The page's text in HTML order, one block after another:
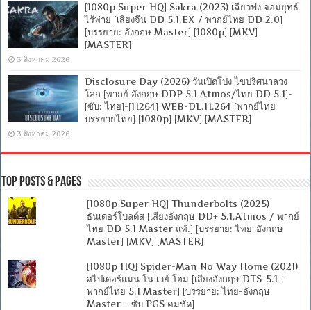
[1080p Super HQ] Sakra (2023) เฉียวฟง จอมยุทธ์
ไร้พ่าย [เสียงจีน DD 5.1.EX / พากย์ไทย DD 2.0]
[บรรยาย: อังกฤษ Master] [1080p] [MKV]
[MASTER]
3 สิงหาคม 2026
Disclosure Day (2026) วันเปิดโปง ไขปริศนาลวง
โลก [พากย์ อังกฤษ DDP 5.1 Atmos/ไทย DD 5.1]-
[ซับ: ไทย]-[H264] WEB-DL.H.264 [พากย์ไทย
บรรยายไทย] [1080p] [MKV] [MASTER]
3 สิงหาคม 2026
Top Posts & Pages
[1080p Super HQ] Thunderbolts (2025)
ธันเดอร์โบลต์ส [เสียงอังกฤษ DD+ 5.1.Atmos / พากย์
ไทย DD 5.1 Master แท้.] [บรรยาย: ไทย-อังกฤษ
Master] [MKV] [MASTER]
[1080p HQ] Spider-Man No Way Home (2021)
สไปเดอร์แมน โน เวย์ โฮม [เสียงอังกฤษ DTS-5.1 +
พากย์ไทย 5.1 Master] [บรรยาย: ไทย-อังกฤษ
Master + ซับ PGS คมชัด]